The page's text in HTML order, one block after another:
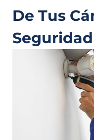
De Tus
Seguridad